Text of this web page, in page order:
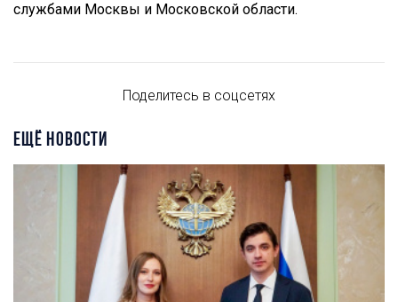
службами Москвы и Московской области.
Поделитесь в соцсетях
ЕЩЁ НОВОСТИ